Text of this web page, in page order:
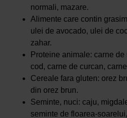
normali, mazare.
Alimente care contin
ulei de avocado, ulei de
zahar.
Proteine animale: carne
cod, carne de curcan,
Cereale fara gluten: orez
din orez brun.
Seminte, nuci: caju,
seminte de floarea-